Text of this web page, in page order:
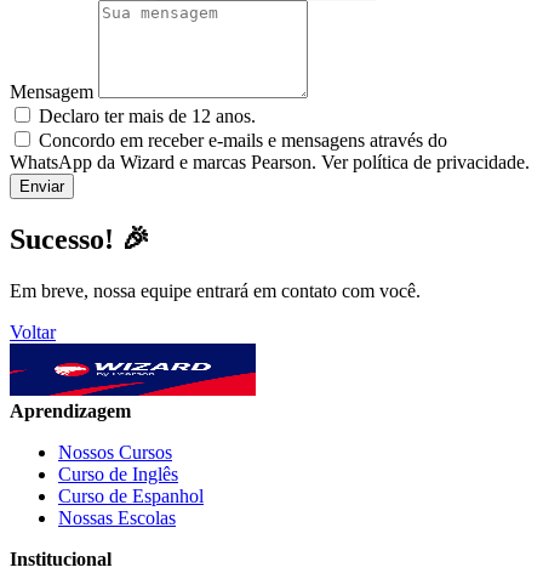
Mensagem
Declaro ter mais de 12 anos.
Concordo em receber e-mails e mensagens através do
WhatsApp da Wizard e marcas Pearson. Ver política de privacidade.
Sucesso! 🎉
Em breve, nossa equipe entrará em contato com você.
Voltar
Aprendizagem
Nossos Cursos
Curso de Inglês
Curso de Espanhol
Nossas Escolas
Institucional